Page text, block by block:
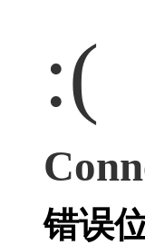
:(
错误